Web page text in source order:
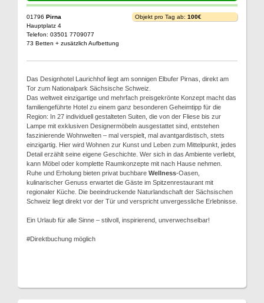
01796 Pirna
Hauptplatz 4
Telefon: 03501 7709077
73 Betten + zusätzlich Aufbettung
Objekt pro Tag ab: 100€
Das Designhotel Laurichhof liegt am sonnigen Elbufer Pirnas, direkt am
Tor zum Nationalpark Sächsische Schweiz.
Das weltweit einzigartige und mehrfach preisgekrönte Konzept macht das
familiengeführte Hotel zu einem ganz besonderen Geheimtipp für die
Region: In 27 individuell gestalteten Suiten, die von der Fliese bis zur
Lampe mit exklusiven Designermöbeln ausgestattet sind, entstehen
faszinierende Wohnwelten – mal verspielt, mal avantgardistisch, stets
einzigartig. Hier wird Wohnen zur Kunst und Leben zum Mittelpunkt, jedes
Detail erzählt seine eigene Geschichte. Wer sich in das Ambiente verliebt,
kann Möbel oder komplette Raumkonzepte mit nach Hause nehmen.
Ruhe und Erholung bieten privat buchbare Wellness-Oasen,
kulinarischer Genuss erwartet die Gäste im Spitzenrestaurant mit
regionaler Küche. Die beeindruckende Naturlandschaft der Sächsischen
Schweiz liegt direkt vor der Tür und verspricht unvergessliche Erlebnisse.
Ein Urlaub für alle Sinne – stilvoll, inspirierend, unverwechselbar!
#Direktbuchung möglich